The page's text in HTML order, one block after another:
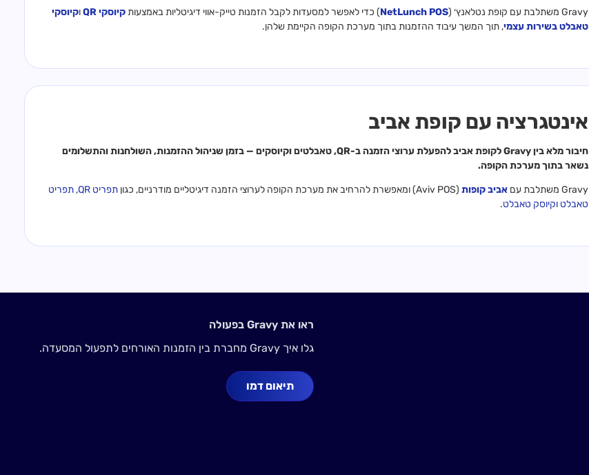
Gravy משתלבת עם קופת נטלאנץ׳ ( NetLunch POS) כדי לאפשר למסעדות לקבל הזמנות טייק-אווי דיגיטליות באמצעותקיוסקי QR וקיוסקי
טאבלט בשירות עצמי, תוך המשך עיבוד ההזמנות בתוך מערכת הקופה הקיימת שלהן.
אינטגרציה עם קופת אביב
חיבור מלא בין Gravy לקופת אביב להפעלת ערוצי הזמנה ב-QR, טאבלטים וקיוסקים — בזמן שניהול ההזמנות, השולחנות והתשלומים
נשאר בתוך מערכת הקופה.
Gravy משתלבת עם אביב קופות (Aviv POS) ומאפשרת להרחיב את מערכת הקופה לערוצי הזמנה דיגיטליים מודרניים, כגון תפריט QR ,תפריט
טאבלט וקיוסק טאבלט.
ראו את Gravy בפעולה
גלו איך Gravy מחברת בין הזמנות האורחים לתפעול המסעדה.
תיאום דמו